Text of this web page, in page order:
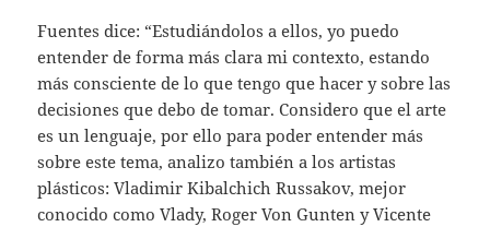
Fuentes dice: “Estudiándolos a ellos, yo puedo
entender de forma más clara mi contexto, estando
más consciente de lo que tengo que hacer y sobre las
decisiones que debo de tomar. Considero que el arte
es un lenguaje, por ello para poder entender más
sobre este tema, analizo también a los artistas
plásticos: Vladimir Kibalchich Russakov, mejor
conocido como Vlady, Roger Von Gunten y Vicente